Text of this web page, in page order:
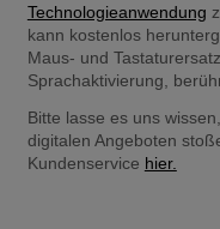
Technologieanwendung
kann kostenlos
Maus- und
Bitte lasse es uns
digitalen Angeboten
Kundenservice hier.